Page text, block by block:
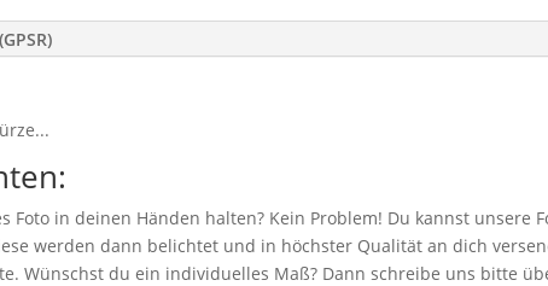
Foto in deinen Händen halten? Kein Problem! Du kannst unsere
werden dann belichtet und in höchster Qualität an dich
Wünschst du ein individuelles Maß? Dann schreibe uns bitte